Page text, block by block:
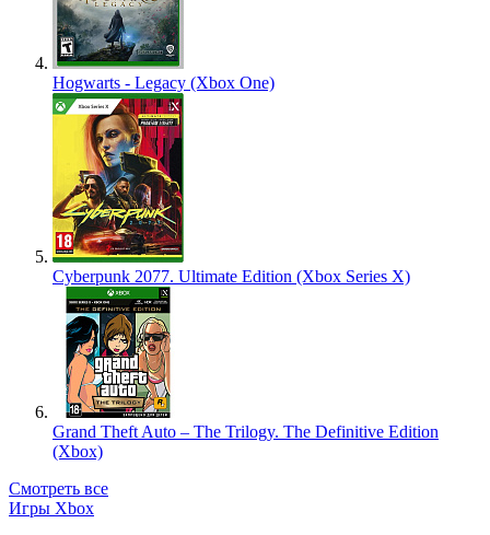
Hogwarts - Legacy (Xbox One)
Cyberpunk 2077. Ultimate Edition (Xbox Series X)
Grand Theft Auto – The Trilogy. The Definitive Edition
(Xbox)
Смотреть все
Игры Xbox